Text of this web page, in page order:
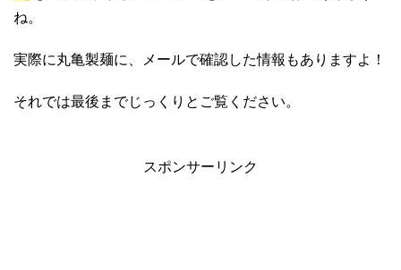
ね。
実際に丸亀製麺に、メールで確認した情報もありますよ！
それでは最後までじっくりとご覧ください。
スポンサーリンク